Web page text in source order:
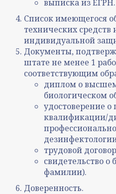
выписка из ЕГРН.
Список имеющегося
технических средств
индивидуальной
Документы,
штате не менее 1
соответствующим
диплом о
биологическом
удостоверение
квалификации/
трудовой
свидетельство о
фамилии).
Доверенность.